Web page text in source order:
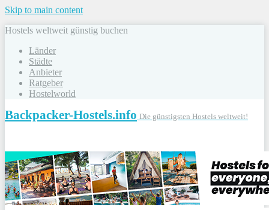
Skip to main content
Hostels weltweit günstig buchen
Länder
Städte
Anbieter
Ratgeber
Hostelworld
Backpacker-Hostels.info Die günstigsten Hostels weltweit!